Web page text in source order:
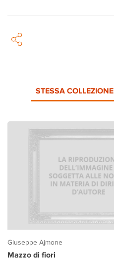
STESSA COLLEZIONE
Giuseppe Ajmone
Mazzo di fiori